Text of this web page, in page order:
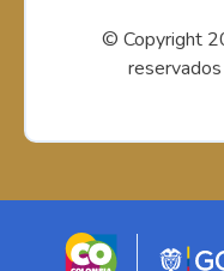
© Copyright